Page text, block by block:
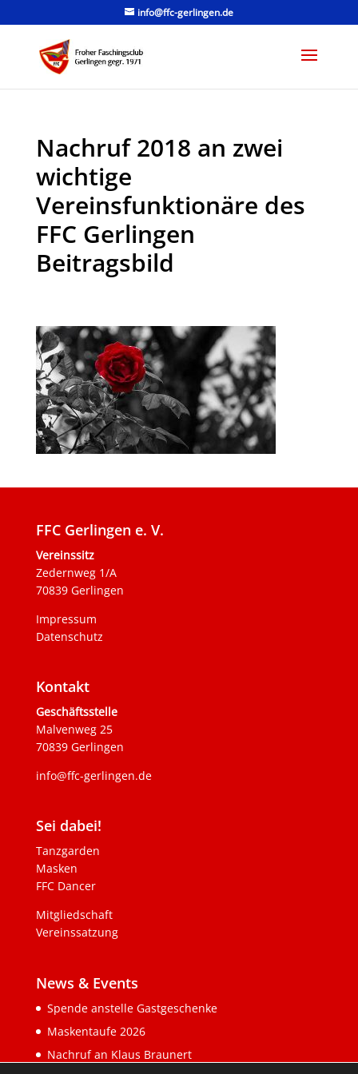
info@ffc-gerlingen.de
Nachruf 2018 an zwei
wichtige
Vereinsfunktionäre des
FFC Gerlingen
Beitragsbild
FFC Gerlingen e. V.
Vereinssitz
Zedernweg 1/A
70839 Gerlingen
Impressum
Datenschutz
Kontakt
Geschäftsstelle
Malvenweg 25
70839 Gerlingen
info@ffc-gerlingen.de
Sei dabei!
Tanzgarden
Masken
FFC Dancer
Mitgliedschaft
Vereinssatzung
News & Events
Spende anstelle Gastgeschenke
Maskentaufe 2026
Nachruf an Klaus Braunert